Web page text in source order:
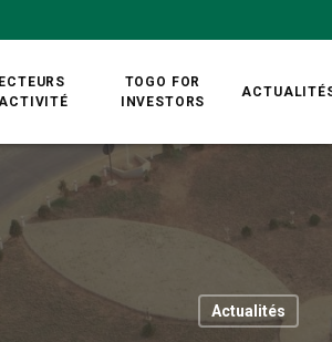
TOGO FOR
INVESTORS
Actualités